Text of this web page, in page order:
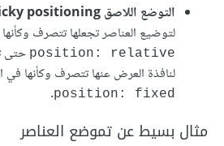
التوضع اللاصق Sticky positioning
لتوضيع العناصر تجعلها تتصرف
position: relative حتى
لنافذة العرض عنها تتصرف وكأنها في
position: fixed
.
مثال بسيط عن تموضع العناصر